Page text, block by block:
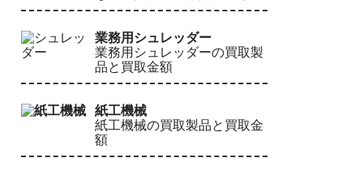
業務用シュレッダー
業務用シュレッダーの買取製
品と買取金額
紙工機械
紙工機械の買取製品と買取金
額